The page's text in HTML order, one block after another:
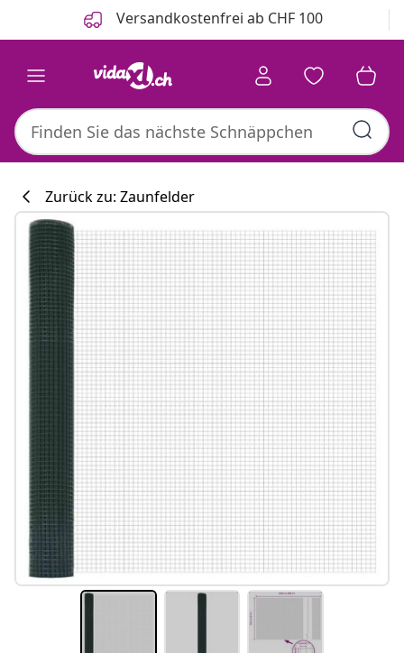
Versandkostenfrei ab CHF 100
Zurück zu: Zaunfelder